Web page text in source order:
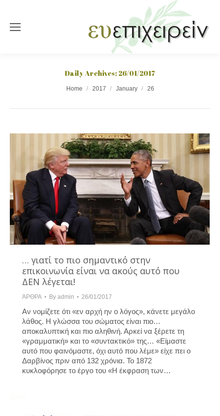
Daily Archives: 26/01/2017
Home 2017 January 26
… γιατί το πιο σημαντικό στην
επικοινωνία είναι να ακούς αυτό που
ΔΕΝ λέγεται!
ΆΡΘΡΑ By admin 26/01/2017
Αν νομίζετε ότι «εν αρχή ην ο λόγος», κάνετε μεγάλο
λάθος. Η γλώσσα του σώματος είναι πιο…
αποκαλυπτική και πιο αληθινή. Αρκεί να ξέρετε τη
«γραμματική» και το «συντακτικό» της… «Είμαστε
αυτό που φαινόμαστε, όχι αυτό που λέμε» είχε πει ο
Δαρβίνος πριν από 132 χρόνια. Το 1872
κυκλοφόρησε το έργο του «Η έκφραση των…